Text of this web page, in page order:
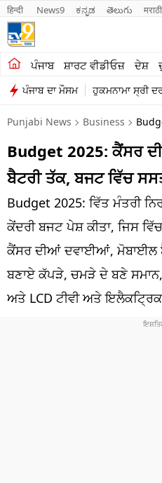
हिन्दी News9 ಕನ್ನಡ తెలుగు मराठी
ਪੰਜਾਬ ਸ਼ਾਰਟ ਵੀਡੀਓਜ਼ ਦੇਸ਼
ਪੰਜਾਬ ਦਾ ਮੌਸਮ ਹੁਕਮਨਾਮਾ ਸ੍ਰੀ
ਖੇਤੀਬਾੜੀ
ਸ਼ਾਰਟ ਵੀਡੀਓਜ਼
ਕਾਰੋਬਾਰ
ਕਰਿਅਰ
ਦੇਸ਼
ਲਾਈਫ ਸਟਾਈਲ
ਪੰਜਾਬ
Punjabi News Business
Budget 2025: ਕੈਂਸਰ
ਬੈਟਰੀ ਤੱਕ, ਬਜਟ ਵਿੱਚ
Budget 2025: ਵਿੱਤ ਮੰਤਰੀ
ਕੇਂਦਰੀ ਬਜਟ ਪੇਸ਼ ਕੀਤਾ, ਜਿਸ
ਕੈਂਸਰ ਦੀਆਂ ਦਵਾਈਆਂ, ਮੋਬਾਈਲ
ਬਣਾਏ ਕੱਪੜੇ, ਚਮੜੇ ਦੇ ਬਣੇ
ਅਤੇ LCD ਟੀਵੀ ਅਤੇ